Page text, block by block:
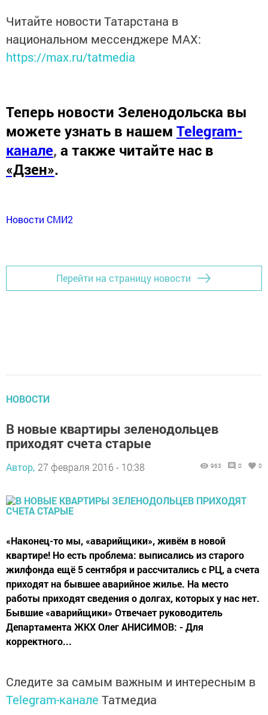
Читайте новости Татарстана в
национальном мессенджере MАХ:
https://max.ru/tatmedia
Теперь новости Зеленодольска вы
можете узнать в нашем Telegram-
канале, а также читайте нас в
«Дзен».
Новости СМИ2
Перейти на страницу новости
НОВОСТИ
В новые квартиры зеленодольцев
приходят счета старые
Автор, 27 февраля 2016 - 10:38 963 0 0
«Наконец-то мы, «аварийщики», живём в новой
квартире! Но есть проблема: выписались из старого
жилфонда ещё 5 сентября и рассчитались с РЦ, а счета
приходят на бывшее аварийное жилье. На место
работы приходят сведения о долгах, которых у нас нет.
Бывшие «аварийщики» Отвечает руководитель
Департамента ЖКХ Олег АНИСИМОВ: - Для
корректного...
Следите за самым важным и интересным в
Telegram-канале Татмедиа